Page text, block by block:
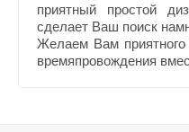
приятный простой
сделает Ваш поиск
Желаем Вам
времяпровождения